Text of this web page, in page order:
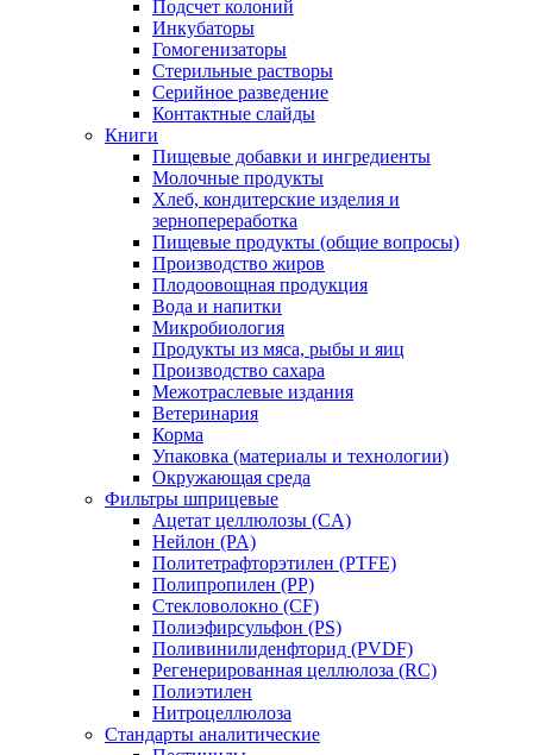
Подсчет колоний
Инкубаторы
Гомогенизаторы
Стерильные растворы
Серийное разведение
Контактные слайды
Книги
Пищевые добавки и ингредиенты
Молочные продукты
Хлеб, кондитерские изделия и
зернопереработка
Пищевые продукты (общие вопросы)
Производство жиров
Плодоовощная продукция
Вода и напитки
Микробиология
Продукты из мяса, рыбы и яиц
Производство сахара
Межотраслевые издания
Ветеринария
Корма
Упаковка (материалы и технологии)
Окружающая среда
Фильтры шприцевые
Ацетат целлюлозы (CA)
Нейлон (PA)
Политетрафторэтилен (PTFE)
Полипропилен (PP)
Стекловолокно (CF)
Полиэфирсульфон (PS)
Поливинилиденфторид (PVDF)
Регенерированная целлюлоза (RC)
Полиэтилен
Нитроцеллюлоза
Стандарты аналитические